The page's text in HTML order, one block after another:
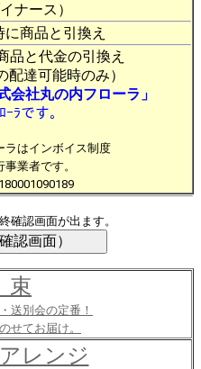
ナース）
に商品と引換え
品と代金の引換え
達可能時のみ）
会社丸の内フローラ」
ﾗです。
ラはインボイス制度
業者です。
確認画面が出ます。
送別会の定番！
せてお届け。
レンジ